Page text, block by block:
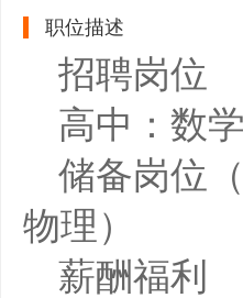
职位描述
招聘岗位
高中：数
储备岗位
物理）
薪酬福利